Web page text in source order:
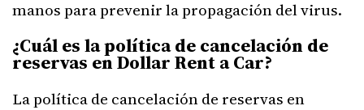
manos para prevenir la propagación del virus.
¿Cuál es la política de cancelación de
reservas en Dollar Rent a Car?
La política de cancelación de reservas en